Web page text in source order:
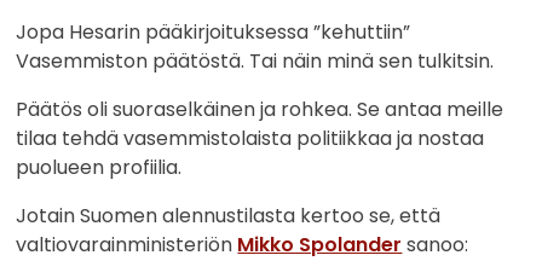
Jopa Hesarin pääkirjoituksessa ”kehuttiin”
Vasemmiston päätöstä. Tai näin minä sen tulkitsin.
Päätös oli suoraselkäinen ja rohkea. Se antaa meille
tilaa tehdä vasemmistolaista politiikkaa ja nostaa
puolueen profiilia.
Jotain Suomen alennustilasta kertoo se, että
valtiovarainministeriön Mikko Spolander sanoo: